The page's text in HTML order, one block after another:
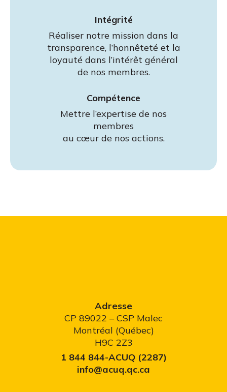
Intégrité
Réaliser notre mission dans la
transparence, l’honnêteté et la
loyauté dans l’intérêt général
de nos membres.
Compétence
Mettre l’expertise de nos
membres
au cœur de nos actions.
Adresse
CP 89022 – CSP Malec
Montréal (Québec)
H9C 2Z3
1 844 844-ACUQ (2287)
info@acuq.qc.ca